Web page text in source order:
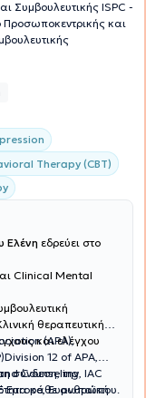
Συμβουλευτικής ISPC -
και
Therapy (CBT)
Ελένη εδρεύει στο
Clinical Mental
θεραπευτική
και ελέγχου
(APA),
12 of APA,
Counseling, IAC
Europe, Ευρωπαϊκή
κάθε ανθρώπου.